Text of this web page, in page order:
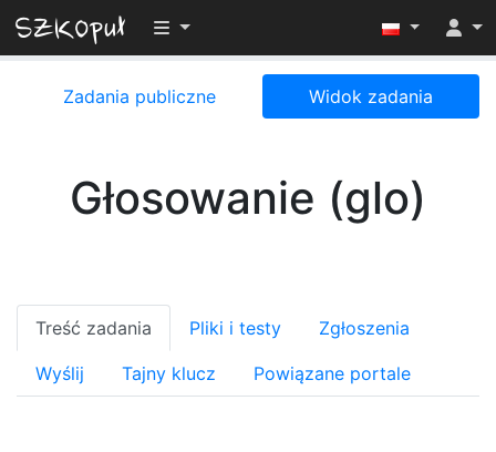
Przełącz widoczność menu
Zadania publiczne Widok zadania
Głosowanie (glo)
Treść zadania Pliki i testy Zgłoszenia
Wyślij Tajny klucz Powiązane portale